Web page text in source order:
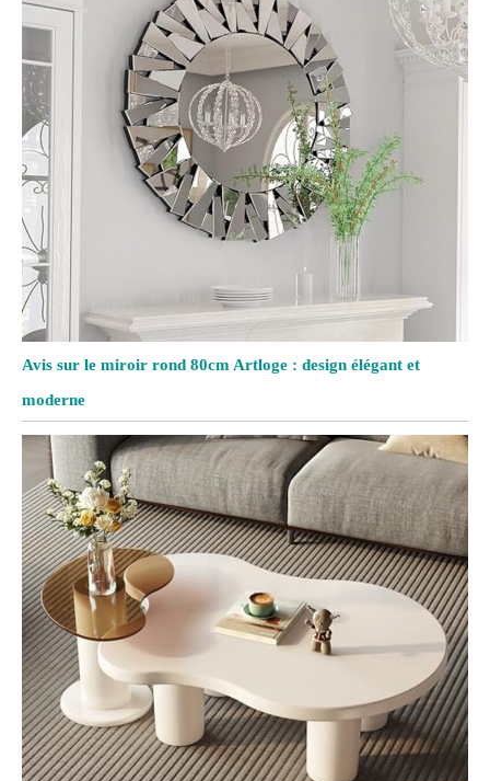
Avis sur le miroir rond 80cm Artloge : design élégant et
moderne